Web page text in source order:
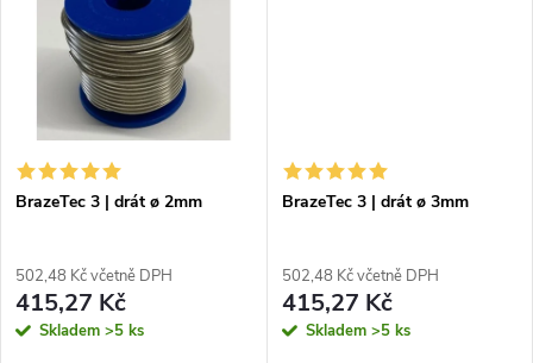
ů
BrazeTec 3 | drát ø 2mm
502,48 Kč včetně DPH
415,27 Kč
Skladem >5 ks
BrazeTec 3 | drát ø 3mm
502,48 Kč včetně DPH
415,27 Kč
Skladem >5 ks